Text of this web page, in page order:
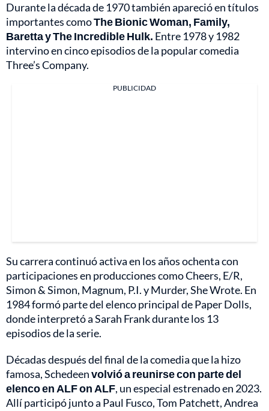
Durante la década de 1970 también apareció en títulos
importantes comoThe Bionic Woman, Family,
Baretta y The Incredible Hulk. Entre 1978 y 1982
intervino en cinco episodios de la popular comedia
Three’s Company.
PUBLICIDAD
Su carrera continuó activa en los años ochenta con
participaciones en producciones como Cheers, E/R,
Simon & Simon, Magnum, P.I. y Murder, She Wrote. En
1984 formó parte del elenco principal de Paper Dolls,
donde interpretó a Sarah Frank durante los 13
episodios de la serie.
Décadas después del final de la comedia que la hizo
famosa, Schedeenvolvió a reunirse con parte del
elenco en ALF on ALF, un especial estrenado en 2023.
Allí participó junto a Paul Fusco, Tom Patchett, Andrea